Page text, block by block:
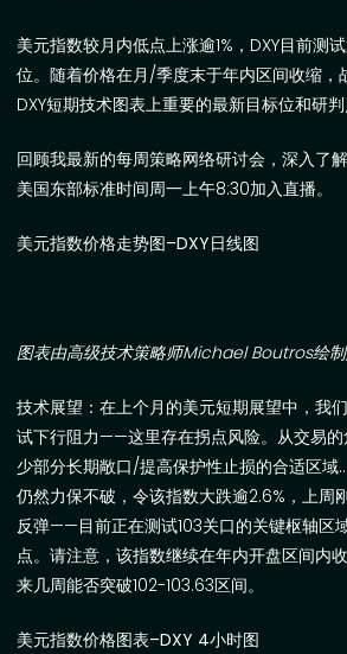
美元指数较月内低点上涨逾1% ， DXY目前测
位。随着价格在月 /季度末于年内区间收缩，
DXY短期技术图表上重要的最新目标位和研判
回顾我最新的每周策略网络研讨会 ，深入了
美国东部标准时间周一上午8:30加入直播。
美元指数价格走势图–DXY日线图
图表由高级技术策略师Michael Boutros绘制
技术展望：在上个月的美元短期展望中，我
试下行阻力——这里存在拐点风险。从交易
少部分长期敞口/提高保护性止损的合适区域
仍然力保不破，令该指数大跌逾2.6% ，上周
反弹——目前正在测试103关口的关键枢轴区
点。请注意，该指数继续在年内开盘区间内
来几周能否突破102-103.63区间。
美元指数价格图表–DXY 4小时图